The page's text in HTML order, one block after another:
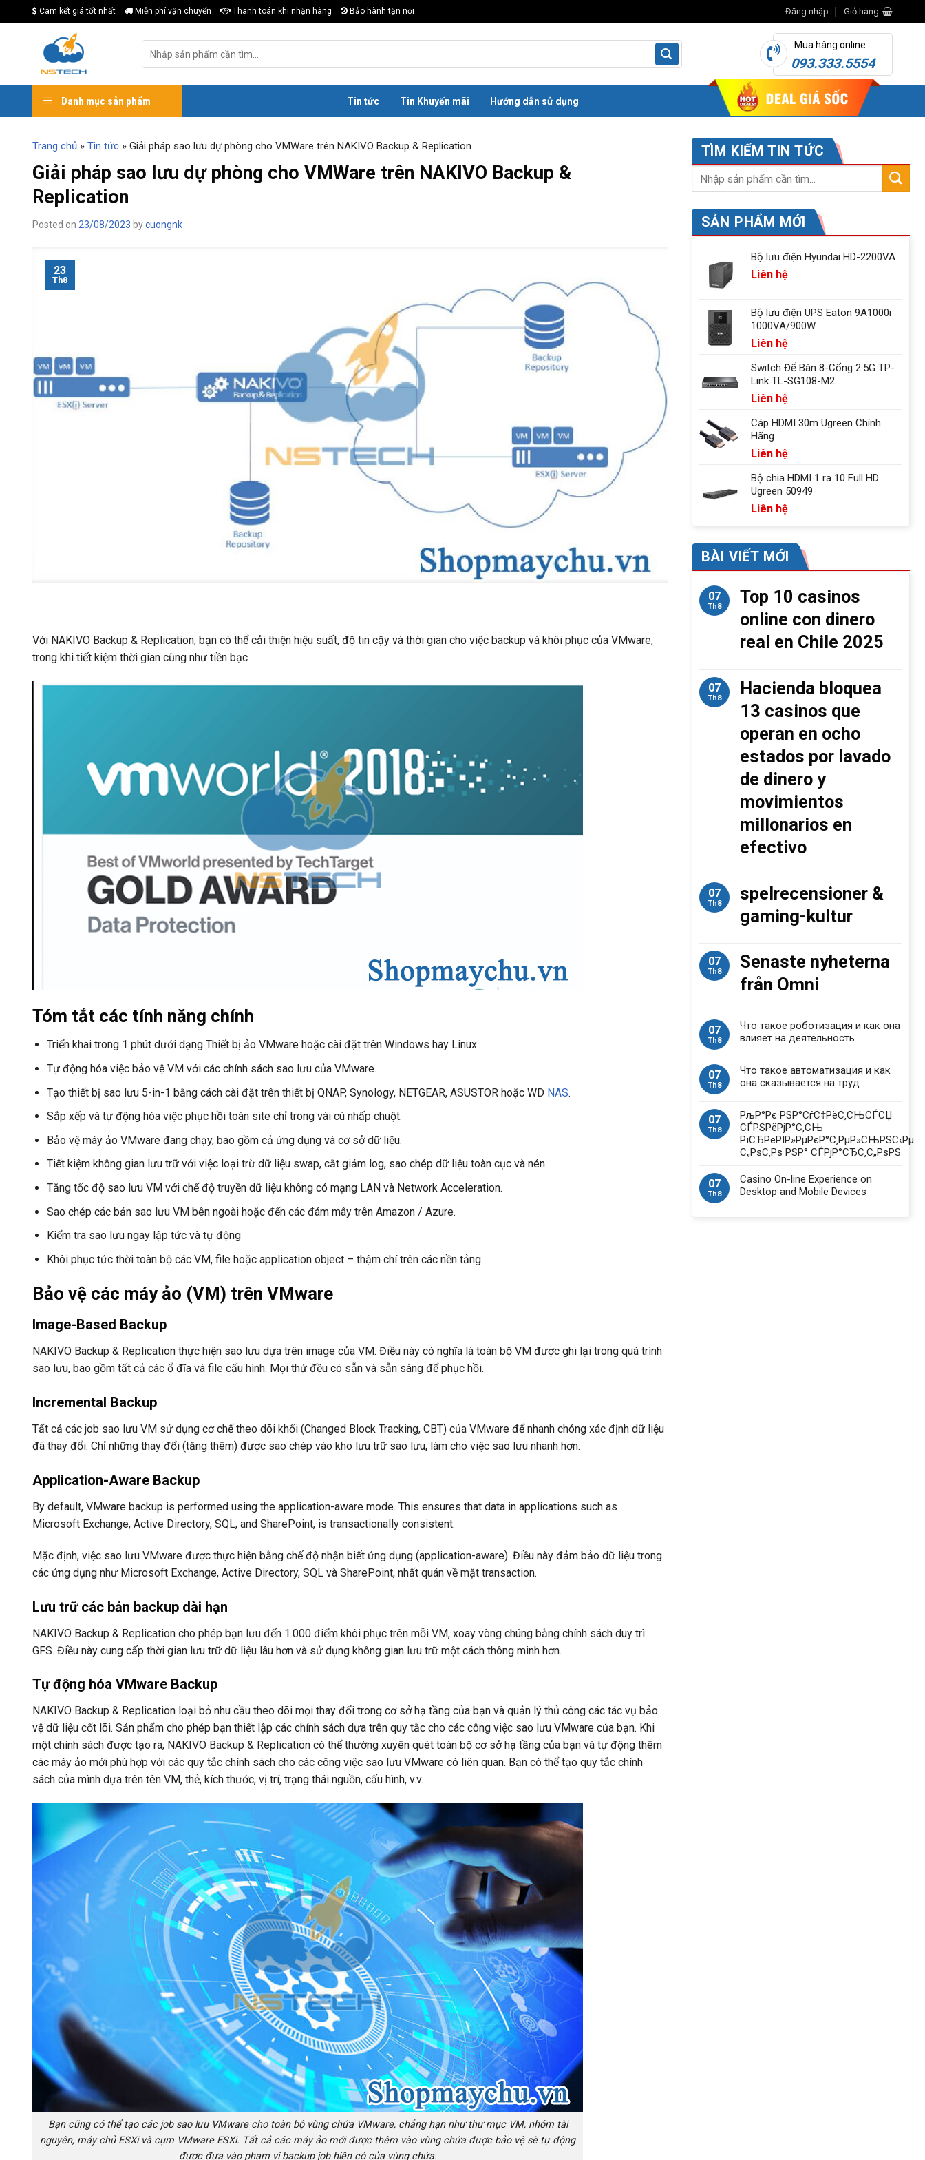
to
Cam kết giá tốt nhất Miễn phí vận chuyển Thanh toán khi nhận hàng Bảo hành tận nơi Đăng nhập Giỏ hàng
kiếm:
Mua hàng online
093.333.5554
Danh mục sản phẩm Tin tức Tin Khuyến mãi Hướng dẫn sử dụng
Trang chủ » Tin tức » Giải pháp sao lưu dự phòng cho VMWare trên NAKIVO Backup & Replication
Giải pháp sao lưu dự phòng cho VMWare trên NAKIVO Backup &
Replication
Posted on 23/08/2023 bycuongnk
23
Th8
Với NAKIVO Backup & Replication, bạn có thể cải thiện hiệu suất, độ tin cậy và thời gian cho việc backup và khôi phục của VMware,
trong khi tiết kiệm thời gian cũng như tiền bạc
Tóm tắt các tính năng chính
Triển khai trong 1 phút dưới dạng Thiết bị ảo VMware hoặc cài đặt trên Windows hay Linux.
Tự động hóa việc bảo vệ VM với các chính sách sao lưu của VMware.
Tạo thiết bị sao lưu 5-in-1 bằng cách cài đặt trên thiết bị QNAP, Synology, NETGEAR, ASUSTOR hoặc WD NAS.
Sắp xếp và tự động hóa việc phục hồi toàn site chỉ trong vài cú nhấp chuột.
Bảo vệ máy ảo VMware đang chạy, bao gồm cả ứng dụng và cơ sở dữ liệu.
Tiết kiệm không gian lưu trữ với việc loại trừ dữ liệu swap, cắt giảm log, sao chép dữ liệu toàn cục và nén.
Tăng tốc độ sao lưu VM với chế độ truyền dữ liệu không có mạng LAN và Network Acceleration.
Sao chép các bản sao lưu VM bên ngoài hoặc đến các đám mây trên Amazon / Azure.
Kiểm tra sao lưu ngay lập tức và tự động
Khôi phục tức thời toàn bộ các VM, file hoặc application object – thậm chí trên các nền tảng.
Bảo vệ các máy ảo (VM) trên VMware
Image-Based Backup
NAKIVO Backup & Replication thực hiện sao lưu dựa trên image của VM. Điều này có nghĩa là toàn bộ VM được ghi lại trong quá trình
sao lưu, bao gồm tất cả các ổ đĩa và file cấu hình. Mọi thứ đều có sẵn và sẵn sàng để phục hồi.
Incremental Backup
Tất cả các job sao lưu VM sử dụng cơ chế theo dõi khối (Changed Block Tracking, CBT) của VMware để nhanh chóng xác định dữ liệu
đã thay đổi. Chỉ những thay đổi (tăng thêm) được sao chép vào kho lưu trữ sao lưu, làm cho việc sao lưu nhanh hơn.
Application-Aware Backup
By default, VMware backup is performed using the application-aware mode. This ensures that data in applications such as
Microsoft Exchange, Active Directory, SQL, and SharePoint, is transactionally consistent.
Mặc định, việc sao lưu VMware được thực hiện bằng chế độ nhận biết ứng dụng (application-aware). Điều này đảm bảo dữ liệu trong
các ứng dụng như Microsoft Exchange, Active Directory, SQL và SharePoint, nhất quán về mặt transaction.
Lưu trữ các bản backup dài hạn
NAKIVO Backup & Replication cho phép bạn lưu đến 1.000 điểm khôi phục trên mỗi VM, xoay vòng chúng bằng chính sách duy trì
GFS. Điều này cung cấp thời gian lưu trữ dữ liệu lâu hơn và sử dụng không gian lưu trữ một cách thông minh hơn.
Tự động hóa VMware Backup
NAKIVO Backup & Replication loại bỏ nhu cầu theo dõi mọi thay đổi trong cơ sở hạ tầng của bạn và quản lý thủ công các tác vụ bảo
vệ dữ liệu cốt lõi. Sản phẩm cho phép bạn thiết lập các chính sách dựa trên quy tắc cho các công việc sao lưu VMware của bạn. Khi
một chính sách được tạo ra, NAKIVO Backup & Replication có thể thường xuyên quét toàn bộ cơ sở hạ tầng của bạn và tự động thêm
các máy ảo mới phù hợp với các quy tắc chính sách cho các công việc sao lưu VMware có liên quan. Bạn có thể tạo quy tắc chính
sách của mình dựa trên tên VM, thẻ, kích thước, vị trí, trạng thái nguồn, cấu hình, v.v…
Bạn cũng có thể tạo các job sao lưu VMware cho toàn bộ vùng chứa VMware, chẳng hạn như thư mục VM, nhóm tài
nguyên, máy chủ ESXi và cụm VMware ESXi. Tất cả các máy ảo mới được thêm vào vùng chứa được bảo vệ sẽ tự động
được đưa vào phạm vi backup job hiện có của vùng chứa.
TÌM KIẾM TIN TỨC
SẢN PHẨM MỚI
Bộ lưu điện Hyundai HD-2200VA
Liên hệ
Bộ lưu điện UPS Eaton 9A1000i
1000VA/900W
Liên hệ
Switch Để Bàn 8-Cổng 2.5G TP-
Link TL-SG108-M2
Liên hệ
Cáp HDMI 30m Ugreen Chính
Hãng
Liên hệ
Bộ chia HDMI 1 ra 10 Full HD
Ugreen 50949
Liên hệ
BÀI VIẾT MỚI
07
Th8
Top 10 casinos
online con dinero
real en Chile 2025
07
Th8
Hacienda bloquea
13 casinos que
operan en ocho
estados por lavado
de dinero y
movimientos
millonarios en
efectivo
07
Th8
spelrecensioner &
gaming-kultur
07
Th8
Senaste nyheterna
från Omni
07
Th8
Что такое роботизация и как она
влияет на деятельность
07
Th8
Что такое автоматизация и как
она сказывается на труд
07
Th8
РљР°Рє РЅР°СѓС‡РёС‚СЊСЃСЏ
СЃРЅРёРјР°С‚СЊ
РїСЂРёРІР»РµРєР°С‚РµР»СЊРЅС‹Рµ
С„РѕС‚Рѕ РЅР° СЃРјР°СЂС‚С„РѕРЅ
07
Th8
Casino On-line Experience on
Desktop and Mobile Devices